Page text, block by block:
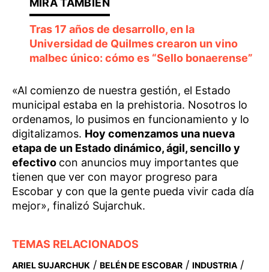
Tras 17 años de desarrollo, en la
Universidad de Quilmes crearon un vino
malbec único: cómo es “Sello bonaerense”
«Al comienzo de nuestra gestión, el Estado
municipal estaba en la prehistoria. Nosotros lo
ordenamos, lo pusimos en funcionamiento y lo
digitalizamos. Hoy comenzamos una nueva
etapa de un Estado dinámico, ágil, sencillo y
efectivo con anuncios muy importantes que
tienen que ver con mayor progreso para
Escobar y con que la gente pueda vivir cada día
mejor», finalizó Sujarchuk.
TEMAS RELACIONADOS
ARIEL SUJARCHUK / BELÉN DE ESCOBAR / INDUSTRIA /